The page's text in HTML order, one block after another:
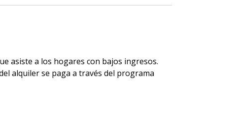
asiste a los hogares con bajos ingresos.
alquiler se paga a través del programa